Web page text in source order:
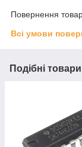
Повернення
Всі умови
Подібні